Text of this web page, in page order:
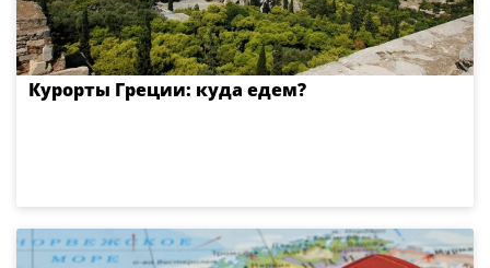
Курорты Греции: куда едем?